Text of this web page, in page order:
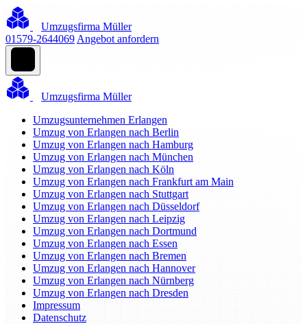
Umzugsfirma Müller
01579-2644069 Angebot anfordern
Umzugsfirma Müller
Umzugsunternehmen Erlangen
Umzug von Erlangen nach Berlin
Umzug von Erlangen nach Hamburg
Umzug von Erlangen nach München
Umzug von Erlangen nach Köln
Umzug von Erlangen nach Frankfurt am Main
Umzug von Erlangen nach Stuttgart
Umzug von Erlangen nach Düsseldorf
Umzug von Erlangen nach Leipzig
Umzug von Erlangen nach Dortmund
Umzug von Erlangen nach Essen
Umzug von Erlangen nach Bremen
Umzug von Erlangen nach Hannover
Umzug von Erlangen nach Nürnberg
Umzug von Erlangen nach Dresden
Impressum
Datenschutz